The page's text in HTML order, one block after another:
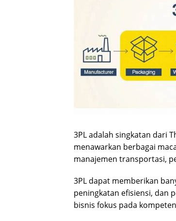
3PL adalah singkatan dari
menawarkan berbagai
manajemen transportasi,
3PL dapat memberikan
peningkatan efisiensi, dan
bisnis fokus pada